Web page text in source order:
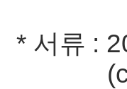
* 서류 :